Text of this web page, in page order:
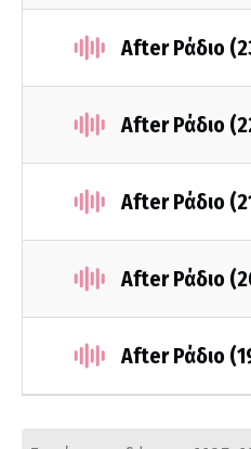
After Ράδιο
After Ράδιο
After Ράδιο
After Ράδιο
After Ράδιο